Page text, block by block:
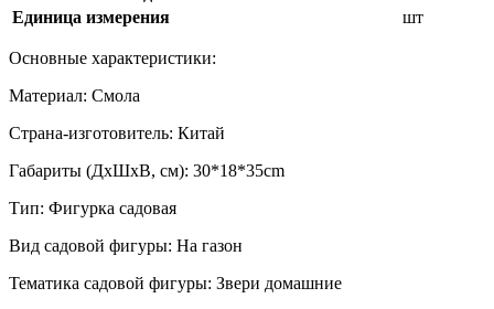
Единица измерения
шт
Основные характеристики:
Материал: Смола
Страна-изготовитель: Китай
Габариты (ДхШхВ, см): 30*18*35cm
Тип: Фигурка садовая
Вид садовой фигуры: На газон
Тематика садовой фигуры: Звери домашние